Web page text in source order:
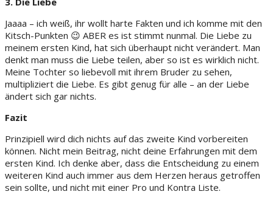
Jaaaa – ich weiß, ihr wollt harte Fakten und ich komme mit den
Kitsch-Punkten 😉 ABER es ist stimmt nunmal. Die Liebe zu
meinem ersten Kind, hat sich überhaupt nicht verändert. Man
denkt man muss die Liebe teilen, aber so ist es wirklich nicht.
Meine Tochter so liebevoll mit ihrem Bruder zu sehen,
multipliziert die Liebe. Es gibt genug für alle – an der Liebe
ändert sich gar nichts.
Fazit
Prinzipiell wird dich nichts auf das zweite Kind vorbereiten
können. Nicht mein Beitrag, nicht deine Erfahrungen mit dem
ersten Kind. Ich denke aber, dass die Entscheidung zu einem
weiteren Kind auch immer aus dem Herzen heraus getroffen
sein sollte, und nicht mit einer Pro und Kontra Liste.